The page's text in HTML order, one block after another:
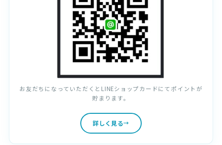
お友だちになっていただくとLINEショップカードにてポイントが
貯まります。
詳しく見る